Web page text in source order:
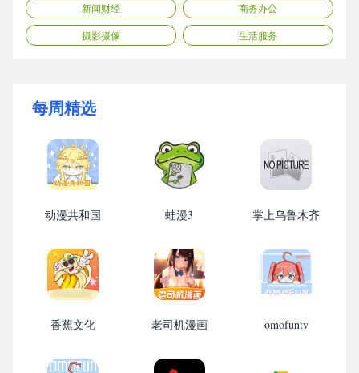
新闻财经 商务办公
摄影摄像 生活服务
每周精选
动漫共和国 蛙漫3 掌上乌鲁木齐
香蕉文化 老司机漫画 omofuntv